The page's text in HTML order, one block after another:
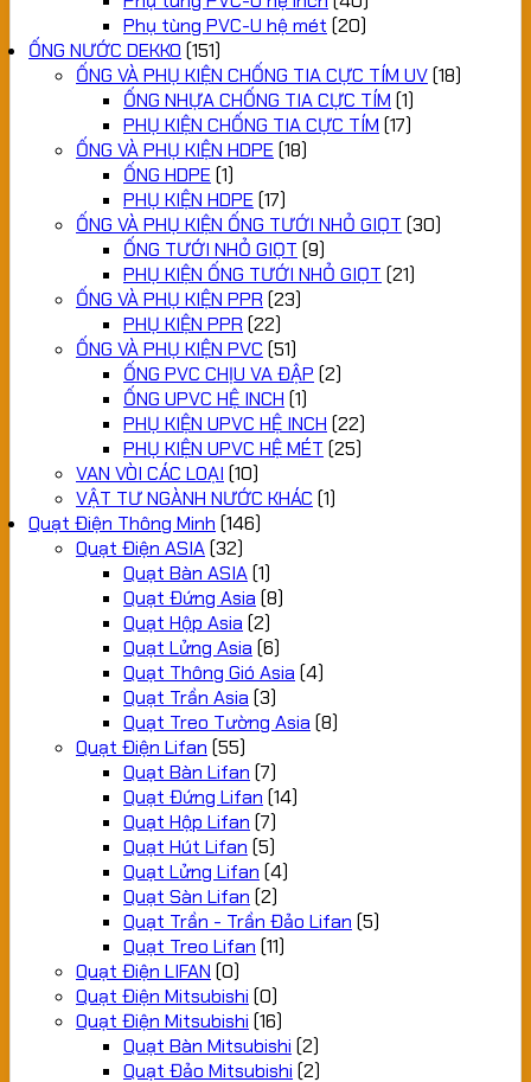
Phụ tùng PVC-U hệ mét (20)
ỐNG NƯỚC DEKKO (151)
ỐNG VÀ PHỤ KIỆN CHỐNG TIA CỰC TÍM UV(18)
ỐNG NHỰA CHỐNG TIA CỰC TÍM (1)
PHỤ KIỆN CHỐNG TIA CỰC TÍM (17)
ỐNG VÀ PHỤ KIỆN HDPE (18)
ỐNG HDPE (1)
PHỤ KIỆN HDPE (17)
ỐNG VÀ PHỤ KIỆN ỐNG TƯỚI NHỎ GIỌT (30)
ỐNG TƯỚI NHỎ GIỌT (9)
PHỤ KIỆN ỐNG TƯỚI NHỎ GIỌT (21)
ỐNG VÀ PHỤ KIỆN PPR (23)
PHỤ KIỆN PPR (22)
ỐNG VÀ PHỤ KIỆN PVC (51)
ỐNG PVC CHỊU VA ĐẬP (2)
ỐNG UPVC HỆ INCH (1)
PHỤ KIỆN UPVC HỆ INCH (22)
PHỤ KIỆN UPVC HỆ MÉT (25)
VAN VÒI CÁC LOẠI (10)
VẬT TƯ NGÀNH NƯỚC KHÁC (1)
Quạt Điện Thông Minh (146)
Quạt Điện ASIA(32)
Quạt Bàn ASIA(1)
Quạt Đứng Asia (8)
Quạt Hộp Asia (2)
Quạt Lửng Asia (6)
Quạt Thông Gió Asia (4)
Quạt Trần Asia (3)
Quạt Treo Tường Asia (8)
Quạt Điện Lifan (55)
Quạt Bàn Lifan (7)
Quạt Đứng Lifan (14)
Quạt Hộp Lifan (7)
Quạt Hút Lifan (5)
Quạt Lửng Lifan (4)
Quạt Sàn Lifan (2)
Quạt Trần - Trần Đảo Lifan (5)
Quạt Treo Lifan (11)
Quạt Điện LIFAN (0)
Quạt Điện Mitsubishi (0)
Quạt Điện Mitsubishi (16)
Quạt Bàn Mitsubishi (2)
Quạt Đảo Mitsubishi (2)